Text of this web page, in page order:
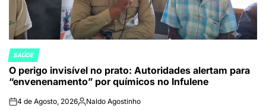
POSTED
IN
SAÚDE
O perigo invisível no prato: Autoridades alertam para
“envenenamento” por químicos no Infulene
on4 de Agosto, 2026Publicado
Naldo Agostinho